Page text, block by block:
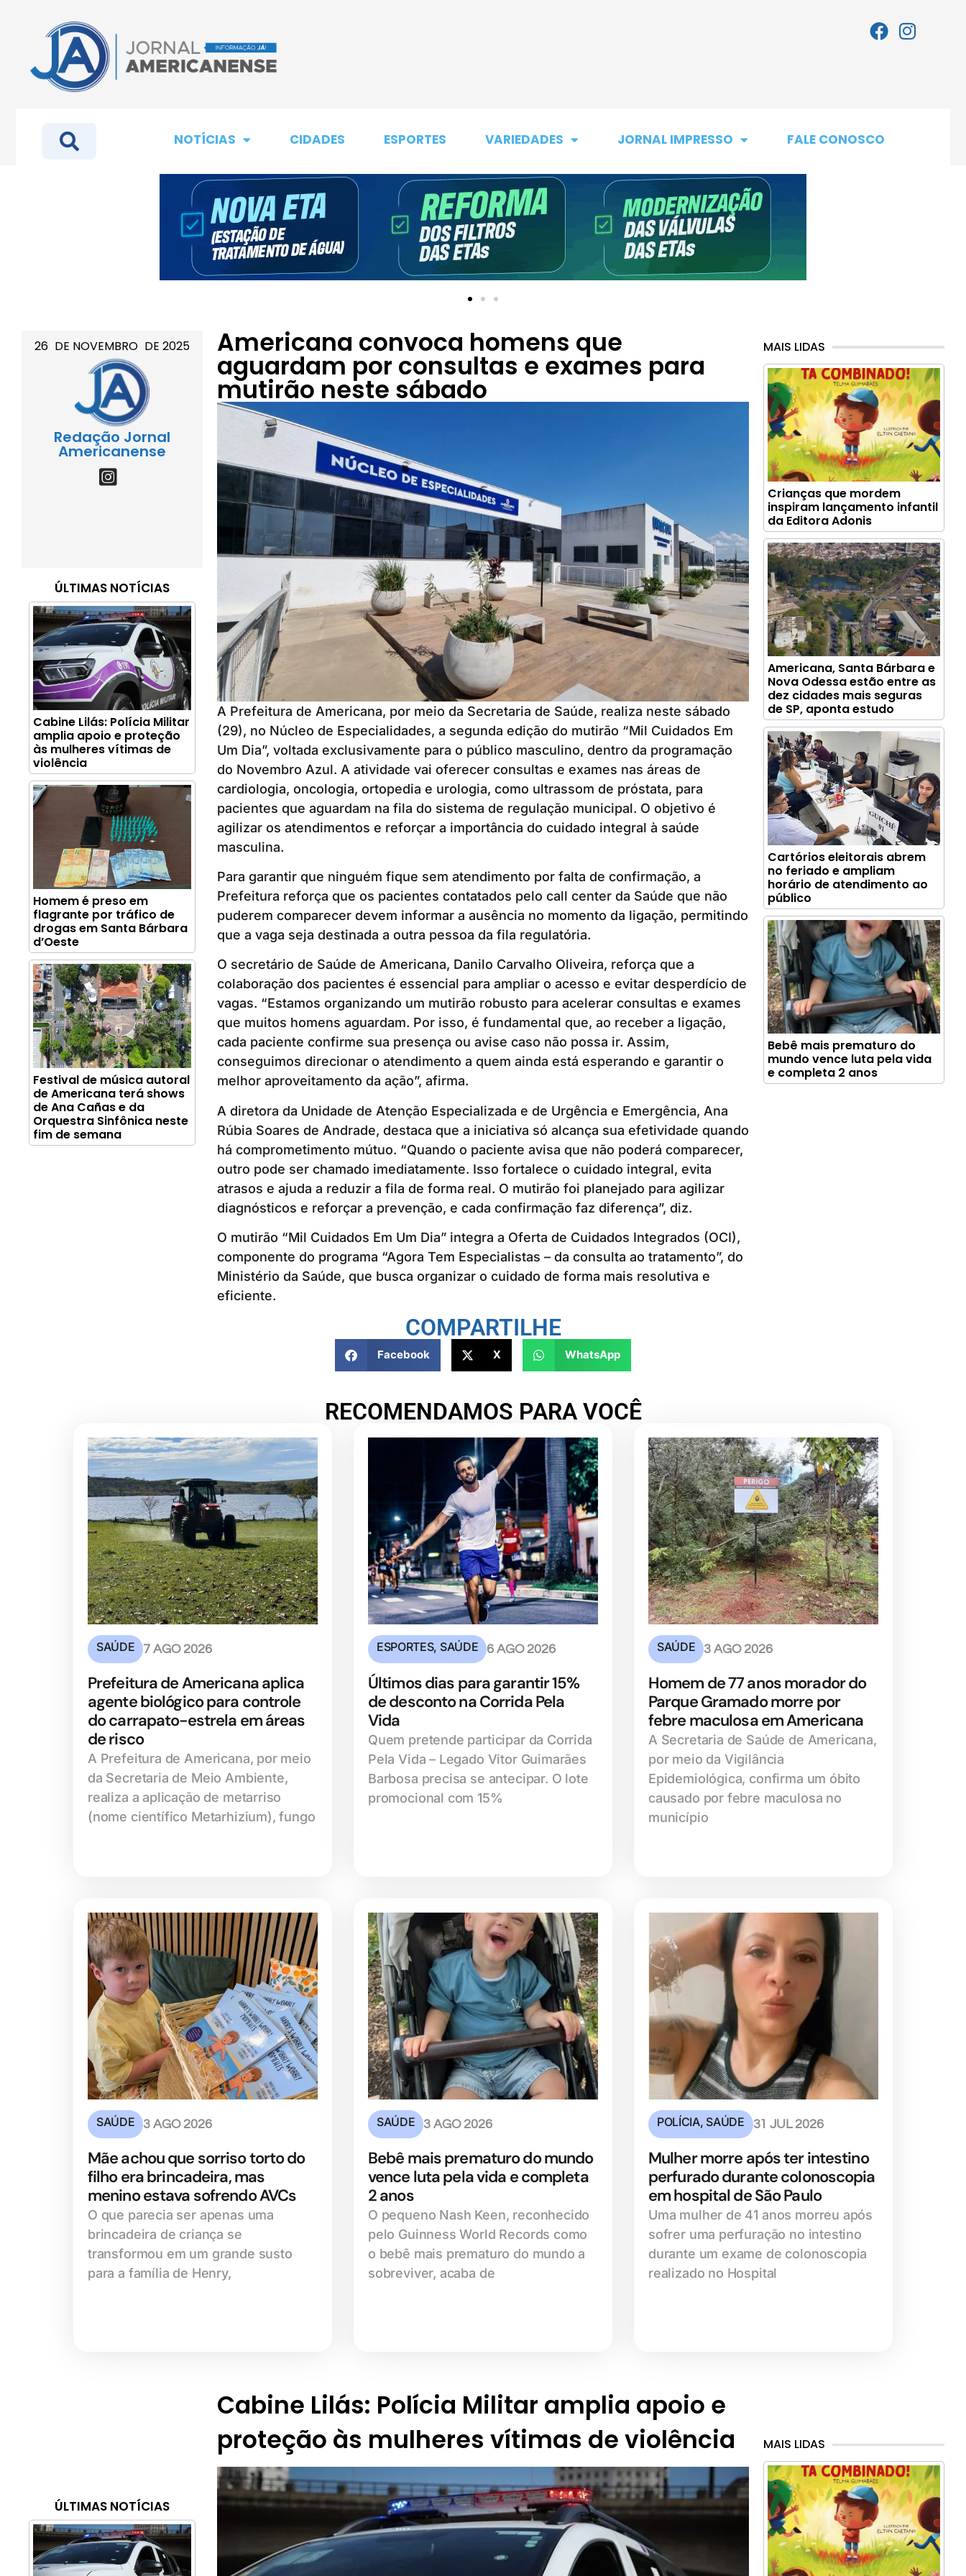
NOTÍCIAS CIDADES ESPORTES VARIEDADES JORNAL IMPRESSO FALE CONOSCO
26 DE NOVEMBRO DE 2025
Redação Jornal
Americanense
ÚLTIMAS NOTÍCIAS
Cabine Lilás: Polícia Militar
amplia apoio e proteção
às mulheres vítimas de
violência
Homem é preso em
flagrante por tráfico de
drogas em Santa Bárbara
d’Oeste
Festival de música autoral
de Americana terá shows
de Ana Cañas e da
Orquestra Sinfônica neste
fim de semana
Americana convoca homens que
aguardam por consultas e exames para
mutirão neste sábado
A Prefeitura de Americana, por meio da Secretaria de Saúde, realiza neste sábado
(29), no Núcleo de Especialidades, a segunda edição do mutirão “Mil Cuidados Em
Um Dia”, voltada exclusivamente para o público masculino, dentro da programação
do Novembro Azul. A atividade vai oferecer consultas e exames nas áreas de
cardiologia, oncologia, ortopedia e urologia, como ultrassom de próstata, para
pacientes que aguardam na fila do sistema de regulação municipal. O objetivo é
agilizar os atendimentos e reforçar a importância do cuidado integral à saúde
masculina.
Para garantir que ninguém fique sem atendimento por falta de confirmação, a
Prefeitura reforça que os pacientes contatados pelo call center da Saúde que não
puderem comparecer devem informar a ausência no momento da ligação, permitindo
que a vaga seja destinada a outra pessoa da fila regulatória.
O secretário de Saúde de Americana, Danilo Carvalho Oliveira, reforça que a
colaboração dos pacientes é essencial para ampliar o acesso e evitar desperdício de
vagas. “Estamos organizando um mutirão robusto para acelerar consultas e exames
que muitos homens aguardam. Por isso, é fundamental que, ao receber a ligação,
cada paciente confirme sua presença ou avise caso não possa ir. Assim,
conseguimos direcionar o atendimento a quem ainda está esperando e garantir o
melhor aproveitamento da ação”, afirma.
A diretora da Unidade de Atenção Especializada e de Urgência e Emergência, Ana
Rúbia Soares de Andrade, destaca que a iniciativa só alcança sua efetividade quando
há comprometimento mútuo. “Quando o paciente avisa que não poderá comparecer,
outro pode ser chamado imediatamente. Isso fortalece o cuidado integral, evita
atrasos e ajuda a reduzir a fila de forma real. O mutirão foi planejado para agilizar
diagnósticos e reforçar a prevenção, e cada confirmação faz diferença”, diz.
O mutirão “Mil Cuidados Em Um Dia” integra a Oferta de Cuidados Integrados (OCI),
componente do programa “Agora Tem Especialistas – da consulta ao tratamento”, do
Ministério da Saúde, que busca organizar o cuidado de forma mais resolutiva e
eficiente.
COMPARTILHE
Facebook X WhatsApp
MAIS LIDAS
Crianças que mordem
inspiram lançamento infantil
da Editora Adonis
Americana, Santa Bárbara e
Nova Odessa estão entre as
dez cidades mais seguras
de SP, aponta estudo
Cartórios eleitorais abrem
no feriado e ampliam
horário de atendimento ao
público
Bebê mais prematuro do
mundo vence luta pela vida
e completa 2 anos
RECOMENDAMOS PARA VOCÊ
SAÚDE 7 AGO 2026
Prefeitura de Americana aplica
agente biológico para controle
do carrapato-estrela em áreas
de risco
A Prefeitura de Americana, por meio
da Secretaria de Meio Ambiente,
realiza a aplicação de metarriso
(nome científico Metarhizium), fungo
ESPORTES, SAÚDE 6 AGO 2026
Últimos dias para garantir 15%
de desconto na Corrida Pela
Vida
Quem pretende participar da Corrida
Pela Vida – Legado Vitor Guimarães
Barbosa precisa se antecipar. O lote
promocional com 15%
SAÚDE 3 AGO 2026
Homem de 77 anos morador do
Parque Gramado morre por
febre maculosa em Americana
A Secretaria de Saúde de Americana,
por meio da Vigilância
Epidemiológica, confirma um óbito
causado por febre maculosa no
município
SAÚDE 3 AGO 2026
Mãe achou que sorriso torto do
filho era brincadeira, mas
menino estava sofrendo AVCs
O que parecia ser apenas uma
brincadeira de criança se
transformou em um grande susto
para a família de Henry,
SAÚDE 3 AGO 2026
Bebê mais prematuro do mundo
vence luta pela vida e completa
2 anos
O pequeno Nash Keen, reconhecido
pelo Guinness World Records como
o bebê mais prematuro do mundo a
sobreviver, acaba de
POLÍCIA, SAÚDE 31 JUL 2026
Mulher morre após ter intestino
perfurado durante colonoscopia
em hospital de São Paulo
Uma mulher de 41 anos morreu após
sofrer uma perfuração no intestino
durante um exame de colonoscopia
realizado no Hospital
ÚLTIMAS NOTÍCIAS
Cabine Lilás: Polícia Militar amplia apoio e
proteção às mulheres vítimas de violência
MAIS LIDAS